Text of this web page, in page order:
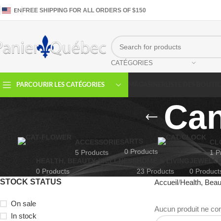
ENFREE SHIPPING FOR ALL ORDERS OF $150
CATÉGORIES
PARCOURIR LES CATÉGORIES
ACCESSORIES
5 Products
ARTS
0 Products
1
HEALTH, BEAUTY, WELLNESS
0 Products
23 Products
0
STOCK STATUS
On sale
In stock
Accueil Health,
Aucun produit ne